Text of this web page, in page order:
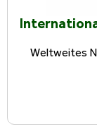
Weltweites